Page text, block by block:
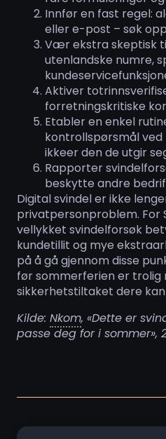
Innfør en fast regel:
eller e-post – søk
Vær ekstra skeptisk
utenlandske numre,
Aktiver
forretningskritiske
Etabler en enkel
kontrollspørsmål
ikkeer den de utgir
Rapporter
beskytte andre
Digital svindel er ikke
privatpersonproblem. For
vellykket svindelforsøk
kundetillit og mye
på å gå gjennom disse
før sommerferien er trolig
sikkerhetstiltaket dere kan
Kilde: Nkom, «Dette er
passe deg for i sommer»,